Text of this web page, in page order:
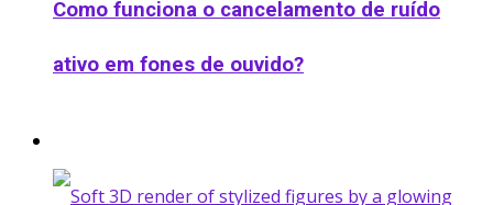
Como funciona o cancelamento de ruído
ativo em fones de ouvido​?